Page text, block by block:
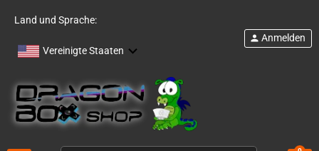
Land und Sprache:
Vereinigte Staaten
person Anmelden